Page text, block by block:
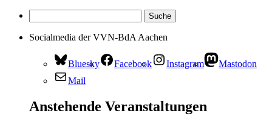
Socialmedia der VVN-BdA Aachen
Bluesky Facebook Instagram
Mastodon
Mail
Anstehende Veranstaltungen